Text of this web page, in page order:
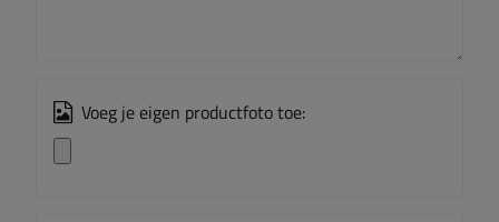
Voeg je eigen productfoto toe: